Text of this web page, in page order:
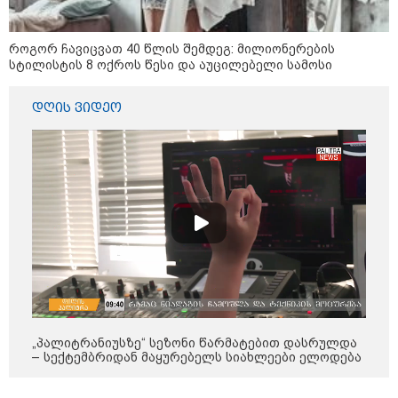
ყვე­ლა­ზე რბი­ლად რომ ვთქვა!" -
ნანკა კალატოზიშვილი გიორგი
"ეს ის ადგილია, საიდანაც
გუშინდელი ვიდეო ვირუსულად
გავრცელდა.... დანარჩენი თქვენ
განსაჯეთ, რამდენად
შესაძლებელია აქ ადამიანის
გადავარდნა" - რა კადრებს
აქვეყნებს კობა ახალაძე
მლეთიდან, სადაც 12 წლის წინ
გურამ დადიანიძე გაუჩინარდა?
პოლიტიკა
როგორ ჩავიცვათ 40 წლის შემდეგ: მილიონერების
სტილისტის 8 ოქროს წესი და აუცილებელი სამოსი
დღის ვიდეო
„პალიტრანიუსზე“ სეზონი წარმატებით დასრულდა
– სექტემბრიდან მაყურებელს სიახლეები ელოდება